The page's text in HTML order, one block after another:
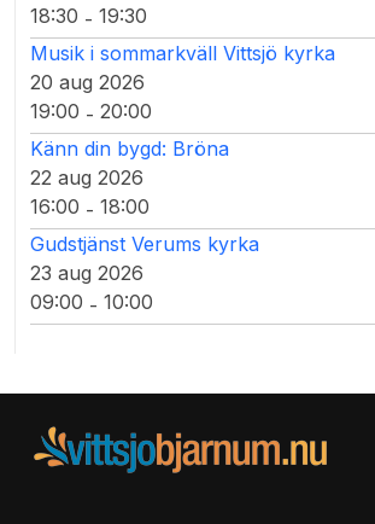
18:30 - 19:30
Musik i sommarkväll Vittsjö kyrka
20 aug 2026
19:00 - 20:00
Känn din bygd: Bröna
22 aug 2026
16:00 - 18:00
Gudstjänst Verums kyrka
23 aug 2026
09:00 - 10:00